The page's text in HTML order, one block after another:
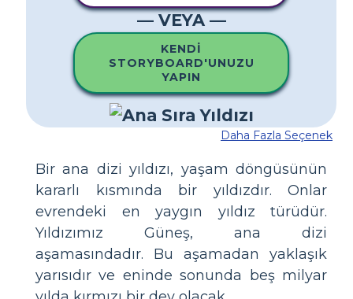
— VEYA —
KENDI
STORYBOARD'UNUZU
YAPIN
Daha Fazla Seçenek
Bir ana dizi yıldızı, yaşam döngüsünün
kararlı kısmında bir yıldızdır. Onlar
evrendeki en yaygın yıldız türüdür.
Yıldızımız Güneş, ana dizi
aşamasındadır. Bu aşamadan yaklaşık
yarısıdır ve eninde sonunda beş milyar